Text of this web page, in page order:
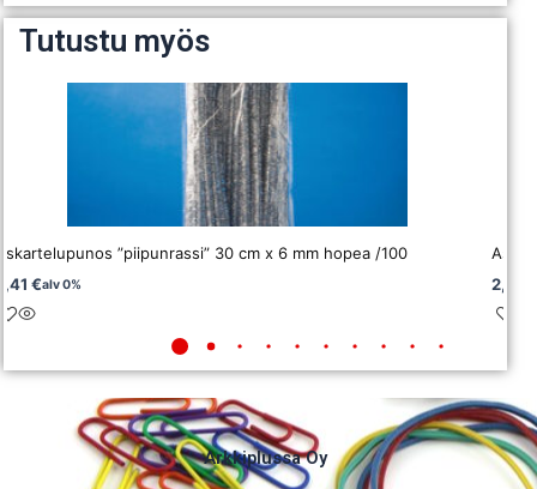
Tutustu myös
”piipunrassi” 30 cm x 6 mm hopea /100
€alv 0%
2,62
Arkkiplussa Oy